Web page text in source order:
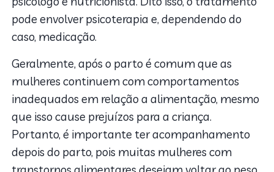
pode envolver psicoterapia e, dependendo do
caso, medicação.
Geralmente, após o parto é comum que as
mulheres continuem com comportamentos
inadequados em relação a alimentação, mesmo
que isso cause prejuízos para a criança.
Portanto, é importante ter acompanhamento
depois do parto, pois muitas mulheres com